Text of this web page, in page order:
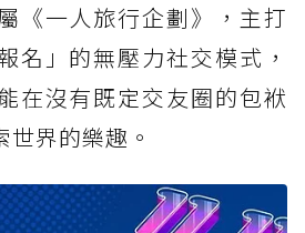
《一人旅行企劃》，主打
名」的無壓力社交模式，
在沒有既定交友圈的包袱
界的樂趣。